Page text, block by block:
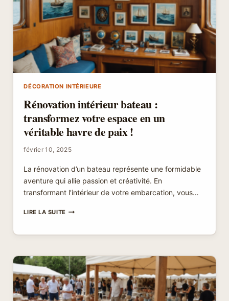
EN
UN
RIEN
DE
TEMPS
!
DÉCORATION INTÉRIEURE
Rénovation intérieur bateau :
transformez votre espace en un
véritable havre de paix !
février 10, 2025
La rénovation d’un bateau représente une formidable
aventure qui allie passion et créativité. En
transformant l’intérieur de votre embarcation, vous…
LIRE LA SUITERÉNOVATION
:
VOTRE
ESPACE
EN
UN
VÉRITABLE